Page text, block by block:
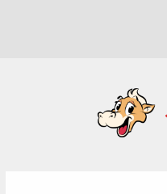
ことにより、そのページ
当社では、このCookie、